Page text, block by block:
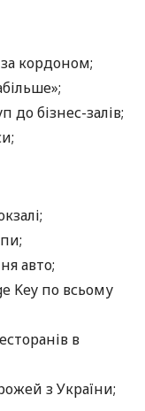
кордоном;
до бізнес-залів;
авто;
Key по всьому
в
з України;